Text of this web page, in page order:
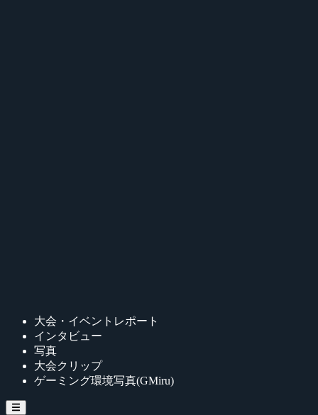
大会・イベントレポート
インタビュー
写真
大会クリップ
ゲーミング環境写真(GMiru)